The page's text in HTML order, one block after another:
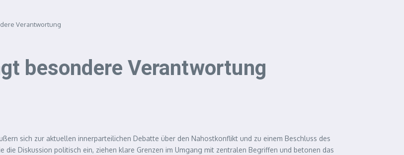
Verantwortung
besondere Verantwortung
sich zur aktuellen innerparteilichen Debatte über den Nahostkonflikt und zu einem Beschluss des
Diskussion politisch ein, ziehen klare Grenzen im Umgang mit zentralen Begriffen und betonen das